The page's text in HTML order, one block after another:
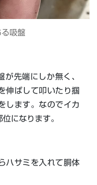
吸盤
先端にしか無く、
伸ばして叩いたり掴
します。なのでイカ
になります。
ハサミを入れて胴体